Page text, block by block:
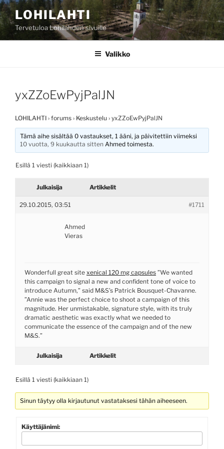
Siirry
sisältöönLOHILAHTI
Tervetuloa Lohilahden sivuille
Valikko
yxZZoEwPyjPalJN
LOHILAHTI › forums › Keskustelu › yxZZoEwPyjPalJN
Tämä aihe sisältää 0 vastaukset, 1 ääni, ja päivitettiin viimeksi
10 vuotta, 9 kuukautta sitten Ahmed toimesta.
Esillä 1 viesti (kaikkiaan 1)
Julkaisija Artikkelit
29.10.2015, 03:51 #1711
Ahmed
Vieras
Wonderfull great site xenical 120 mg capsules ”We wanted
this campaign to signal a new and confident tone of voice to
introduce Autumn,” said M&S’s Patrick Bousquet-Chavanne.
”Annie was the perfect choice to shoot a campaign of this
magnitude. Her unmistakable, signature style, with its truly
dramatic aesthetic was exactly what we needed to
communicate the essence of the campaign and of the new
M&S.”
Julkaisija Artikkelit
Esillä 1 viesti (kaikkiaan 1)
Sinun täytyy olla kirjautunut vastataksesi tähän aiheeseen.
Käyttäjänimi: